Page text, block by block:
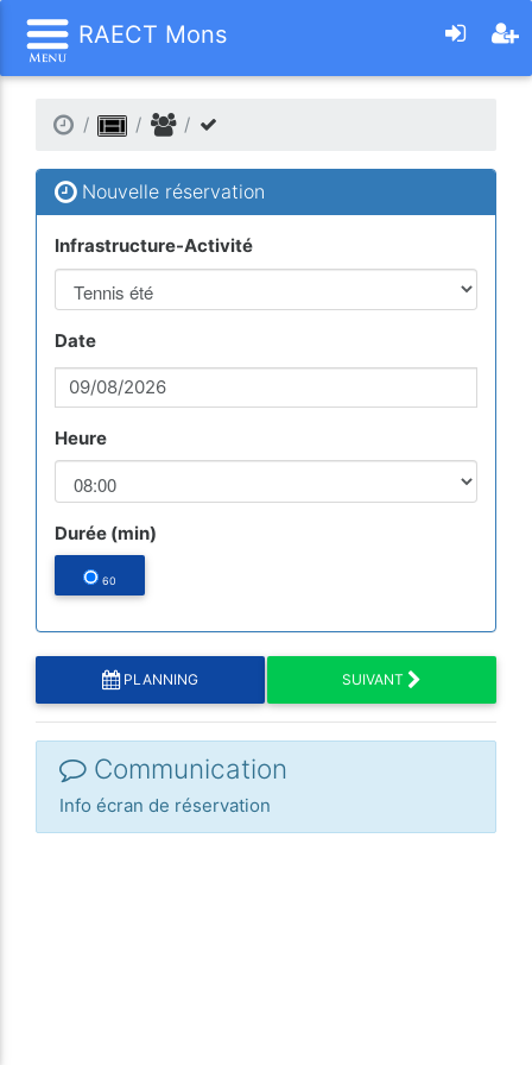
RAECT Mons
Nouvelle réservation
Infrastructure-Activité
Date
Heure
Durée (min)
60
PLANNING SUIVANT
Communication
Info écran de réservation